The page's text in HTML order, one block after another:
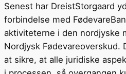
Senest har DreistStorgaard
forbindelse med
aktiviteterne i den nordjyske
Nordjysk
at sikre, at alle juridiske